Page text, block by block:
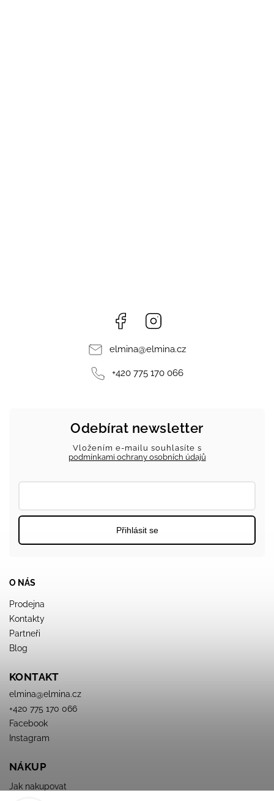
Facebook
elmina@elmina.cz
+420 775 170 066
O NÁS
Prodejna
Kontakty
Partneři
Blog
KONTAKT
elmina@elmina.cz
+420 775 170 066
Facebook
Instagram
NÁKUP
Jak nakupovat
Odebírat newsletter
Vložením e-mailu souhlasíte s
podmínkami ochrany osobních údajů
Přihlásit se